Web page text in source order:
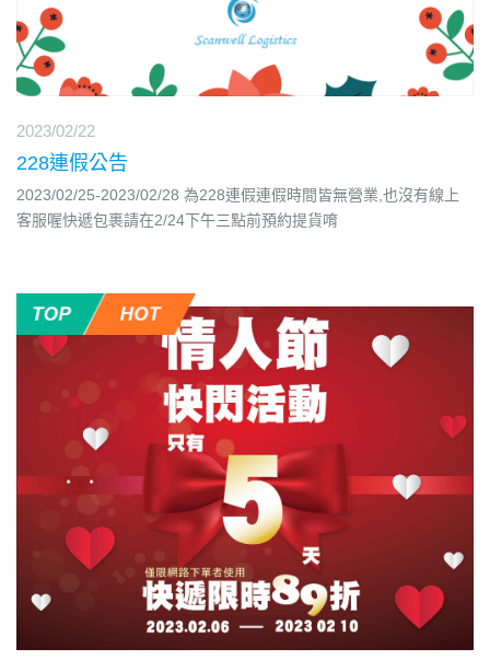
2023/02/22
228連假公告
2023/02/25-2023/02/28 為228連假連假時間皆無營業,也沒有線上
客服喔快遞包裹請在2/24下午三點前預約提貨唷